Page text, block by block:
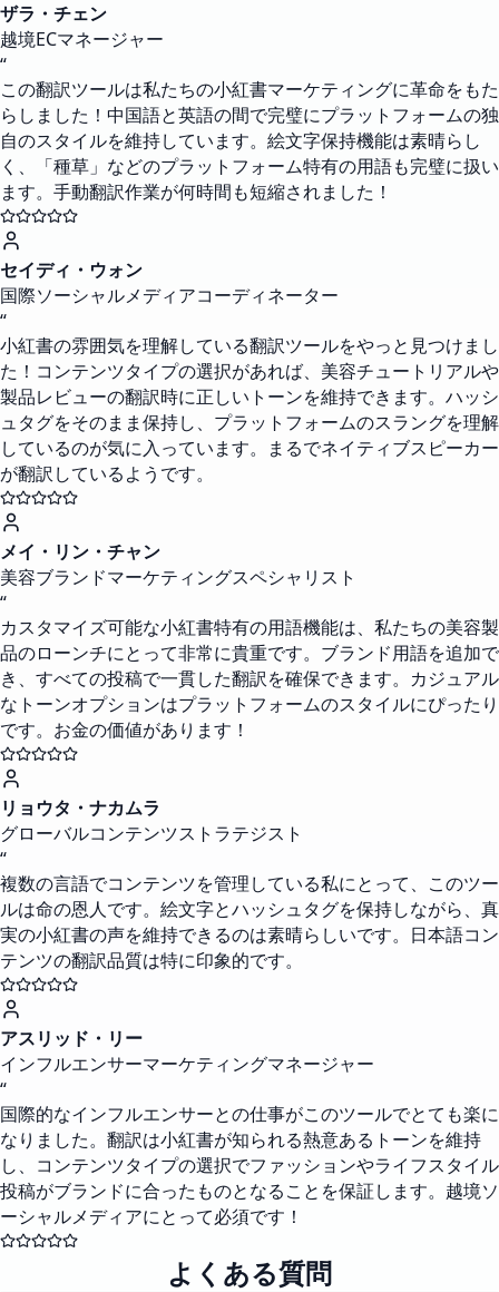
ザラ・チェン
越境ECマネージャー
“
この翻訳ツールは私たちの小紅書マーケティングに革命をもた
らしました！中国語と英語の間で完璧にプラットフォームの独
自のスタイルを維持しています。絵文字保持機能は素晴らし
く、「種草」などのプラットフォーム特有の用語も完璧に扱い
ます。手動翻訳作業が何時間も短縮されました！
セイディ・ウォン
国際ソーシャルメディアコーディネーター
“
小紅書の雰囲気を理解している翻訳ツールをやっと見つけまし
た！コンテンツタイプの選択があれば、美容チュートリアルや
製品レビューの翻訳時に正しいトーンを維持できます。ハッシ
ュタグをそのまま保持し、プラットフォームのスラングを理解
しているのが気に入っています。まるでネイティブスピーカー
が翻訳しているようです。
メイ・リン・チャン
美容ブランドマーケティングスペシャリスト
“
カスタマイズ可能な小紅書特有の用語機能は、私たちの美容製
品のローンチにとって非常に貴重です。ブランド用語を追加で
き、すべての投稿で一貫した翻訳を確保できます。カジュアル
なトーンオプションはプラットフォームのスタイルにぴったり
です。お金の価値があります！
リョウタ・ナカムラ
グローバルコンテンツストラテジスト
“
複数の言語でコンテンツを管理している私にとって、このツー
ルは命の恩人です。絵文字とハッシュタグを保持しながら、真
実の小紅書の声を維持できるのは素晴らしいです。日本語コン
テンツの翻訳品質は特に印象的です。
アスリッド・リー
インフルエンサーマーケティングマネージャー
“
国際的なインフルエンサーとの仕事がこのツールでとても楽に
なりました。翻訳は小紅書が知られる熱意あるトーンを維持
し、コンテンツタイプの選択でファッションやライフスタイル
投稿がブランドに合ったものとなることを保証します。越境ソ
ーシャルメディアにとって必須です！
よくある質問